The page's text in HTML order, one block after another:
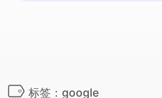
标签：google